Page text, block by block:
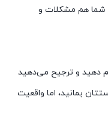
شما هم مشکلات و
دهید و ترجیح می‌دهید
بمانید، اما واقعیت